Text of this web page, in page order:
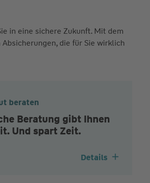
in eine sichere Zukunft. Mit dem
Absicherungen, die für Sie wirklich
beraten
Beratung gibt Ihnen
Und spart Zeit.
Details